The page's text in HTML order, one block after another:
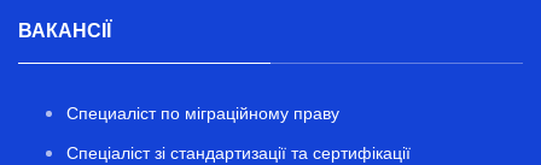
ВАКАНСІЇ
Специаліст по міграційному праву
Спеціаліст зі стандартизації та сертифікації